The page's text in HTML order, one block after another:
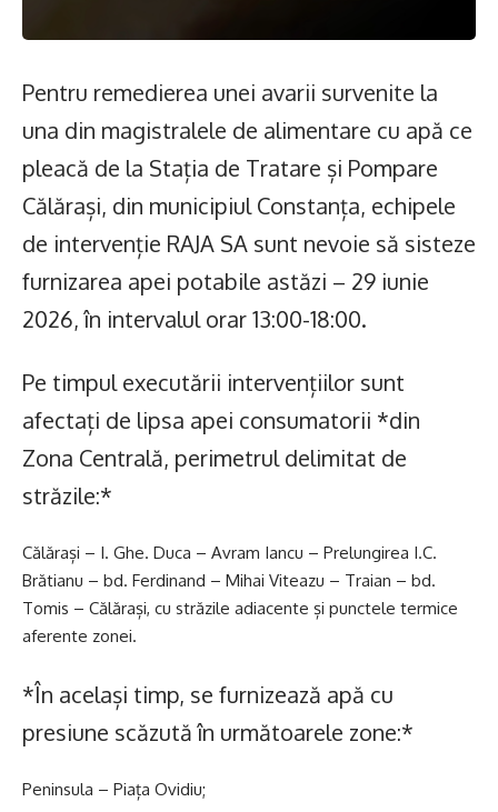
Pentru remedierea unei avarii survenite la
una din magistralele de alimentare cu apă ce
pleacă de la Stația de Tratare și Pompare
Călărași, din municipiul Constanța, echipele
de intervenție RAJA SA sunt nevoie să sisteze
furnizarea apei potabile astăzi – 29 iunie
2026, în intervalul orar 13:00-18:00.
Pe timpul executării intervențiilor sunt
afectați de lipsa apei consumatorii *din
Zona Centrală, perimetrul delimitat de
străzile:*
Călărași – I. Ghe. Duca – Avram Iancu – Prelungirea I.C.
Brătianu – bd. Ferdinand – Mihai Viteazu – Traian – bd.
Tomis – Călărași, cu străzile adiacente și punctele termice
aferente zonei.
*În același timp, se furnizează apă cu
presiune scăzută în următoarele zone:*
Peninsula – Piața Ovidiu;